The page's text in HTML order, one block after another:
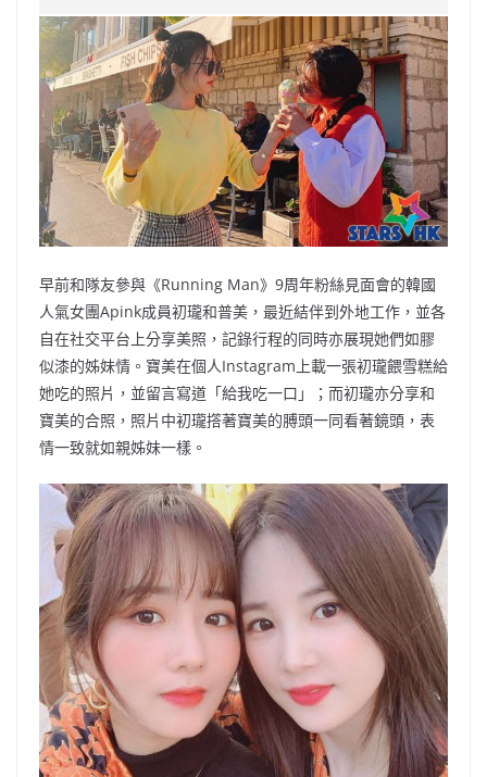
e
b
o
o
k
W
ei
b
o
s
A
p
p
h
at
er l y
Li
n
k
早前和隊友參與《Running Man》9周年粉絲見面會的韓國
人氣女團Apink成員初瓏和普美，最近結伴到外地工作，並各
自在社交平台上分享美照，記錄行程的同時亦展現她們如膠
似漆的姊妹情。寶美在個人Instagram上載一張初瓏餵雪糕給
她吃的照片，並留言寫道「給我吃一口」；而初瓏亦分享和
寶美的合照，照片中初瓏撘著寶美的膊頭一同看著鏡頭，表
情一致就如親姊妹一樣。